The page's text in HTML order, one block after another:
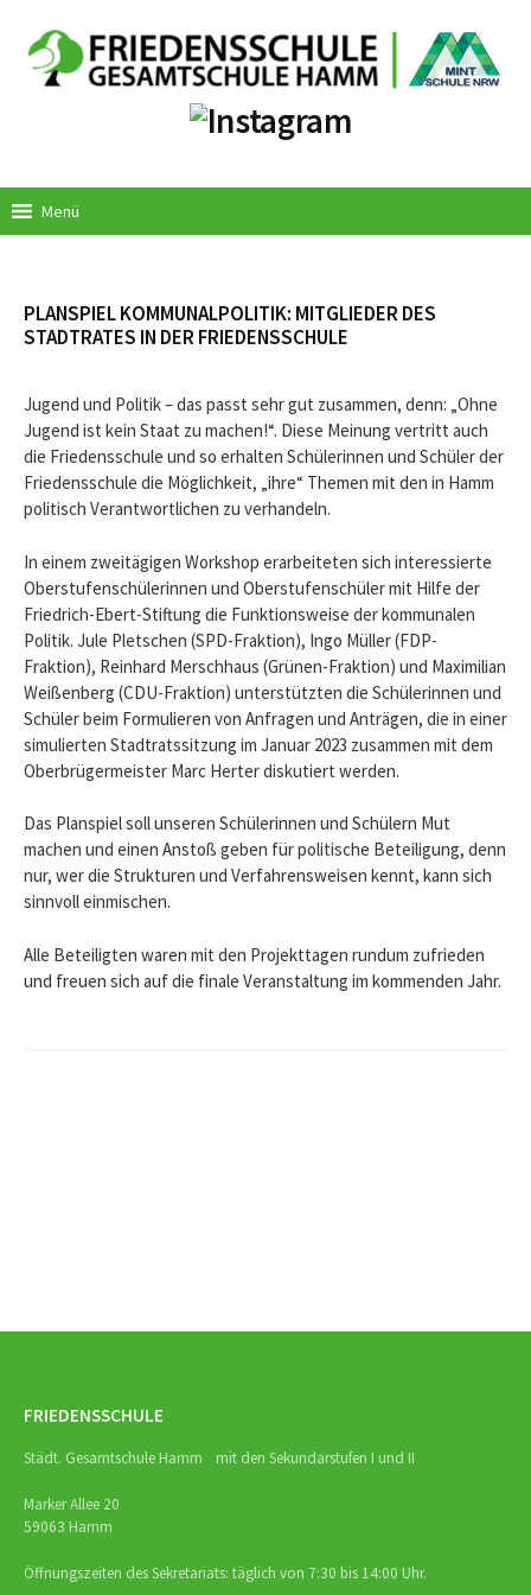
Inhalt
Menü
PLANSPIEL KOMMUNALPOLITIK: MITGLIEDER DES
STADTRATES IN DER FRIEDENSSCHULE
Jugend und Politik – das passt sehr gut zusammen, denn: „Ohne
Jugend ist kein Staat zu machen!“. Diese Meinung vertritt auch
die Friedensschule und so erhalten Schülerinnen und Schüler der
Friedensschule die Möglichkeit, „ihre“ Themen mit den in Hamm
politisch Verantwortlichen zu verhandeln.
In einem zweitägigen Workshop erarbeiteten sich interessierte
Oberstufenschülerinnen und Oberstufenschüler mit Hilfe der
Friedrich-Ebert-Stiftung die Funktionsweise der kommunalen
Politik. Jule Pletschen (SPD-Fraktion), Ingo Müller (FDP-
Fraktion), Reinhard Merschhaus (Grünen-Fraktion) und Maximilian
Weißenberg (CDU-Fraktion) unterstützten die Schülerinnen und
Schüler beim Formulieren von Anfragen und Anträgen, die in einer
simulierten Stadtratssitzung im Januar 2023 zusammen mit dem
Oberbrügermeister Marc Herter diskutiert werden.
Das Planspiel soll unseren Schülerinnen und Schülern Mut
machen und einen Anstoß geben für politische Beteiligung, denn
nur, wer die Strukturen und Verfahrensweisen kennt, kann sich
sinnvoll einmischen.
Alle Beteiligten waren mit den Projekttagen rundum zufrieden
und freuen sich auf die finale Veranstaltung im kommenden Jahr.
FRIEDENSSCHULE
Städt. Gesamtschule Hamm mit den Sekundarstufen I und II
Marker Allee 20
59063 Hamm
Öffnungszeiten des Sekretariats: täglich von 7:30 bis 14:00 Uhr.